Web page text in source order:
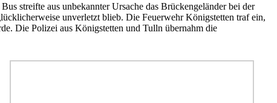
streifte aus unbekannter Ursache das Brückengeländer bei der
unverletzt blieb. Die Feuerwehr Königstetten traf ein,
Die Polizei aus Königstetten und Tulln übernahm die